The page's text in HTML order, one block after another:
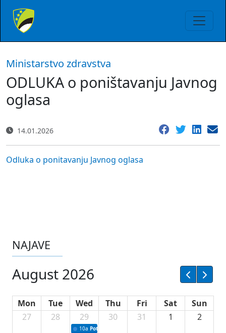
Ministarstvo zdravstva
ODLUKA o poništavanju Javnog
oglasa
14.01.2026
Odluka o ponitavanju Javnog oglasa
NAJAVE
August 2026
Mon Tue Wed Thu Fri Sat
Sun
27
28 29
10a Potpisivanje ugovora sa neprofitnim
30 31 1 2